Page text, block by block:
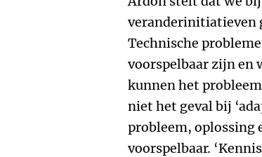
veranderinitiatieven
Technische
voorspelbaar zijn en
kunnen het
niet het geval bij
probleem, oplossing
voorspelbaar.